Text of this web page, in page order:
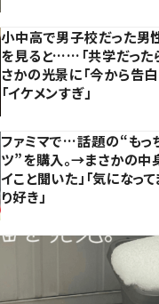
小中高で男子校だった
を見ると……「共学だった
さかの光景に「今から告
「イケメンすぎ」
ファミマで…話題の“もっ
ツ”を購入。→まさかの中
イこと聞いた」「気になっ
り好き」